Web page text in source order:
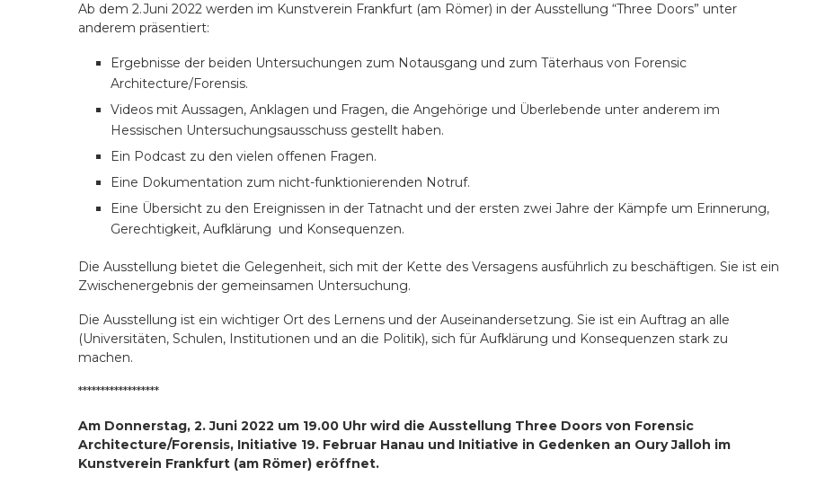
Ab dem 2.Juni 2022 werden im Kunstverein Frankfurt (am Römer) in der Ausstellung “Three Doors” unter
anderem präsentiert:
Ergebnisse der beiden Untersuchungen zum Notausgang und zum Täterhaus von Forensic
Architecture/Forensis.
Videos mit Aussagen, Anklagen und Fragen, die Angehörige und Überlebende unter anderem im
Hessischen Untersuchungsausschuss gestellt haben.
Ein Podcast zu den vielen offenen Fragen.
Eine Dokumentation zum nicht-funktionierenden Notruf.
Eine Übersicht zu den Ereignissen in der Tatnacht und der ersten zwei Jahre der Kämpfe um Erinnerung,
Gerechtigkeit, Aufklärung und Konsequenzen.
Die Ausstellung bietet die Gelegenheit, sich mit der Kette des Versagens ausführlich zu beschäftigen. Sie ist ein
Zwischenergebnis der gemeinsamen Untersuchung.
Die Ausstellung ist ein wichtiger Ort des Lernens und der Auseinandersetzung. Sie ist ein Auftrag an alle
(Universitäten, Schulen, Institutionen und an die Politik), sich für Aufklärung und Konsequenzen stark zu
machen.
******************
Am Donnerstag, 2. Juni 2022 um 19.00 Uhr wird die Ausstellung Three Doors von Forensic
Architecture/Forensis, Initiative 19. Februar Hanau und Initiative in Gedenken an Oury Jalloh im
Kunstverein Frankfurt (am Römer) eröffnet.